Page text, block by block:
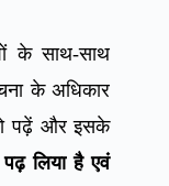
के साथ-साथ
के अधिकार
पढ़ें और इसके
पढ़ लिया है एवं